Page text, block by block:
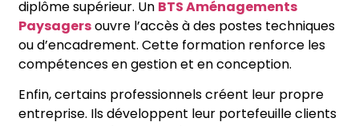
diplôme supérieur. Un BTS Aménagements
Paysagersouvre l’accès à des postes techniques
ou d’encadrement. Cette formation renforce les
compétences en gestion et en conception.
Enfin, certains professionnels créent leur propre
entreprise. Ils développent leur portefeuille clients